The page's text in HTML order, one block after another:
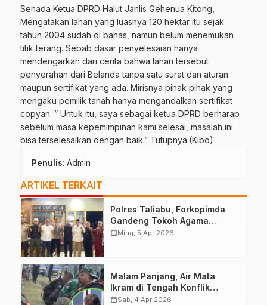
Senada Ketua DPRD Halut Janlis Gehenua Kitong,
Mengatakan lahan yang luasnya 120 hektar itu sejak
tahun 2004 sudah di bahas, namun belum menemukan
titik terang. Sebab dasar penyelesaian hanya
mendengarkan dari cerita bahwa lahan tersebut
penyerahan dari Belanda tanpa satu surat dan aturan
maupun sertifikat yang ada. Mirisnya pihak pihak yang
mengaku pemilik tanah hanya mengandalkan sertifikat
copyan. ” Untuk itu, saya sebagai ketua DPRD berharap
sebelum masa kepemimpinan kami selesai, masalah ini
bisa terselesaikan dengan baik.” Tutupnya.(Kibo)
Penulis: Admin
ARTIKEL TERKAIT
Polres Taliabu, Forkopimda
Gandeng Tokoh Agama
Deklarasikan Damai
calendar_monthMing, 5 Apr 2026
Malam Panjang, Air Mata
Ikram di Tengah Konflik
Halteng
calendar_monthSab, 4 Apr 2026